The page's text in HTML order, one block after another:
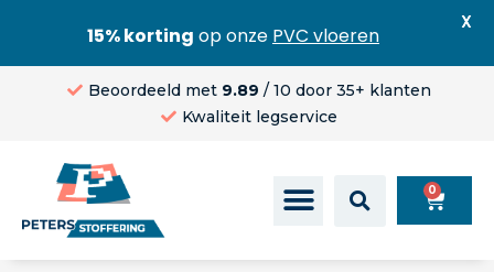
Beoordeeld met 9.89 / 10 door 35+ klanten
Kwaliteit legservice
0
15% korting op onze PVC vloeren
X